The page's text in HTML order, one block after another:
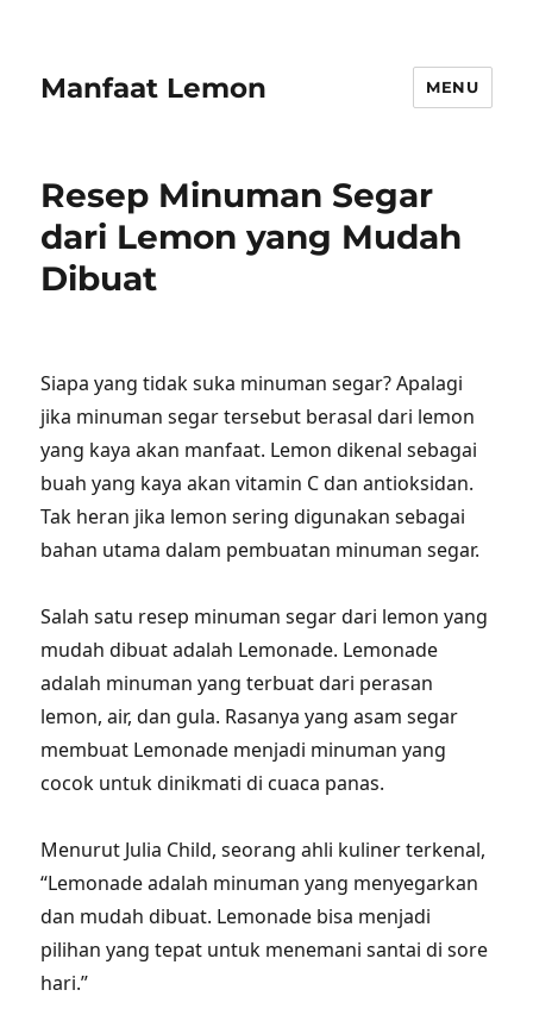
Manfaat Lemon MENU
Resep Minuman Segar
dari Lemon yang Mudah
Dibuat
Siapa yang tidak suka minuman segar? Apalagi
jika minuman segar tersebut berasal dari lemon
yang kaya akan manfaat. Lemon dikenal sebagai
buah yang kaya akan vitamin C dan antioksidan.
Tak heran jika lemon sering digunakan sebagai
bahan utama dalam pembuatan minuman segar.
Salah satu resep minuman segar dari lemon yang
mudah dibuat adalah Lemonade. Lemonade
adalah minuman yang terbuat dari perasan
lemon, air, dan gula. Rasanya yang asam segar
membuat Lemonade menjadi minuman yang
cocok untuk dinikmati di cuaca panas.
Menurut Julia Child, seorang ahli kuliner terkenal,
“Lemonade adalah minuman yang menyegarkan
dan mudah dibuat. Lemonade bisa menjadi
pilihan yang tepat untuk menemani santai di sore
hari.”